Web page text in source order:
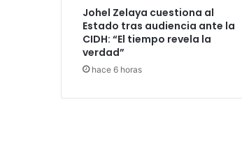
Johel Zelaya cuestiona al
Estado tras audiencia ante la
CIDH: “El tiempo revela la
verdad”
hace 6 horas